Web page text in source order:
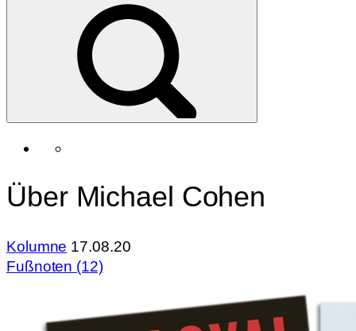
Über Michael Cohen
Kolumne 17.08.20
Fußnoten (12)